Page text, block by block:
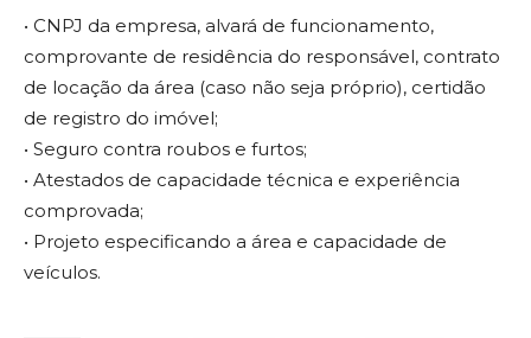
• CNPJ da empresa, alvará de funcionamento,
comprovante de residência do responsável, contrato
de locação da área (caso não seja próprio), certidão
de registro do imóvel;
• Seguro contra roubos e furtos;
• Atestados de capacidade técnica e experiência
comprovada;
• Projeto especificando a área e capacidade de
veículos.